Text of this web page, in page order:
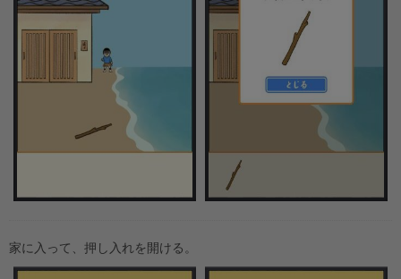
家に入って、押し入れを開ける。